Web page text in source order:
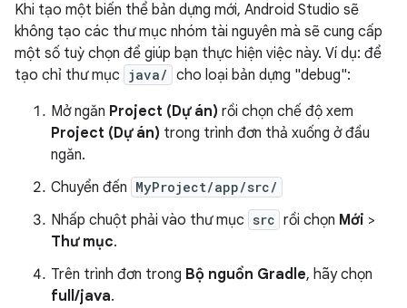
Khi tạo một biến thể bản dựng mới, Android Studio sẽ
không tạo các thư mục nhóm tài nguyên mà sẽ cung cấp
một số tuỳ chọn để giúp bạn thực hiện việc này. Ví dụ: để
tạo chỉ thư mục java/ cho loại bản dựng "debug":
Mở ngăn Project (Dự án) rồi chọn chế độ xem
Project (Dự án) trong trình đơn thả xuống ở đầu
ngăn.
Chuyển đến MyProject/app/src/
Nhấp chuột phải vào thư mục src rồi chọn Mới >
Thư mục.
Trên trình đơn trong Bộ nguồn Gradle, hãy chọn
full/java.